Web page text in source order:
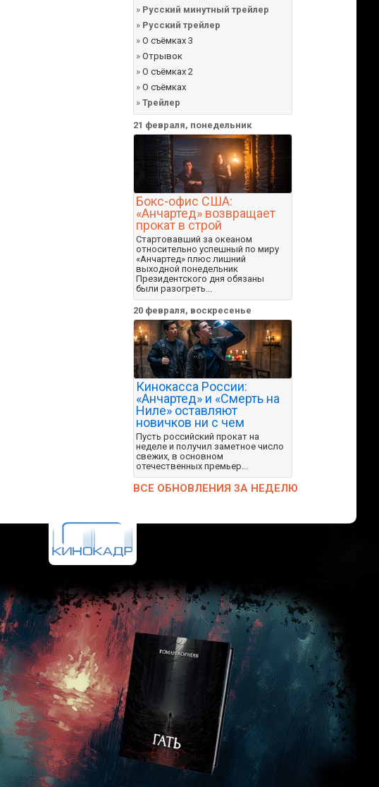
» Русский минутный трейлер
» Русский трейлер
» О съёмках 3
» Отрывок
» О съёмках 2
» О съёмках
» Трейлер
21 февраля, понедельник
Бокс-офис США:
«Анчартед» возвращает
прокат в строй
Стартовавший за океаном
относительно успешный по миру
«Анчартед» плюс лишний
выходной понедельник
Президентского дня обязаны
были разогреть...
20 февраля, воскресенье
Кинокасса России:
«Анчартед» и «Смерть на
Ниле» оставляют
новичков ни с чем
Пусть российский прокат на
неделе и получил заметное число
свежих, в основном
отечественных премьер...
ВСЕ ОБНОВЛЕНИЯ ЗА НЕДЕЛЮ